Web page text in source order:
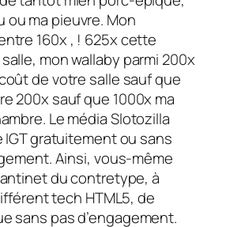
ou ma pieuvre. Mon
160x , ! 625x cette
mon wallaby parmi 200x
de votre salle sauf que
200x sauf que 1000x ma
Le média Slotozilla
gratuitement ou sans
Ainsi, vous-même
du contretype, à
tech HTML5, de
sans pas d’engagement.